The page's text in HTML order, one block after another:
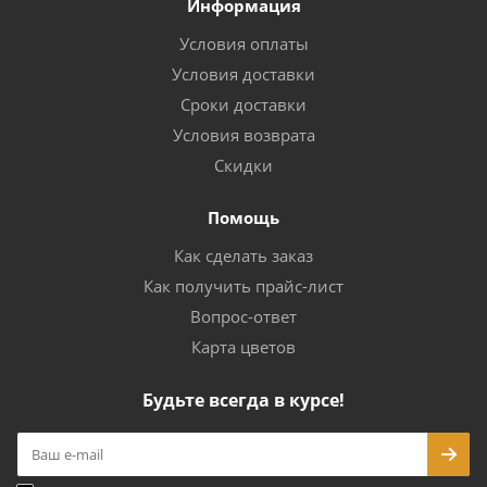
Информация
Условия оплаты
Условия доставки
Сроки доставки
Условия возврата
Скидки
Помощь
Как сделать заказ
Как получить прайс-лист
Вопрос-ответ
Карта цветов
Будьте всегда в курсе!